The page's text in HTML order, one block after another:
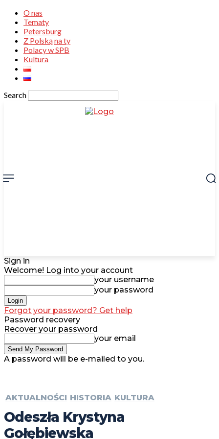
O nas
Tematy
Petersburg
Z Polską na ty
Polacy w SPB
Kultura
Search
Sign in
Welcome! Log into your account
your username
your password
Forgot your password? Get help
Password recovery
Recover your password
your email
A password will be e-mailed to you.
AKTUALNOŚCI HISTORIA KULTURA
Odeszła Krystyna
Gołębiewska